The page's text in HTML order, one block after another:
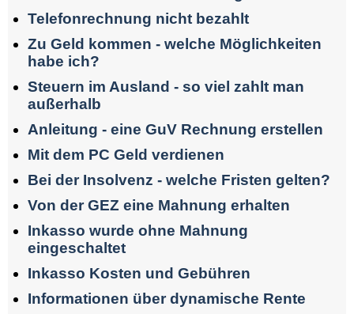
Telefonrechnung nicht bezahlt
Zu Geld kommen - welche Möglichkeiten
habe ich?
Steuern im Ausland - so viel zahlt man
außerhalb
Anleitung - eine GuV Rechnung erstellen
Mit dem PC Geld verdienen
Bei der Insolvenz - welche Fristen gelten?
Von der GEZ eine Mahnung erhalten
Inkasso wurde ohne Mahnung
eingeschaltet
Inkasso Kosten und Gebühren
Informationen über dynamische Rente